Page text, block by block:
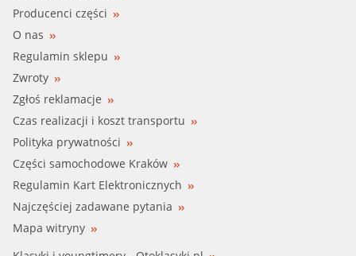
Producenci części
O nas
Regulamin sklepu
Zwroty
Zgłoś reklamacje
Czas realizacji i koszt transportu
Polityka prywatności
Części samochodowe Kraków
Regulamin Kart Elektronicznych
Najczęściej zadawane pytania
Mapa witryny